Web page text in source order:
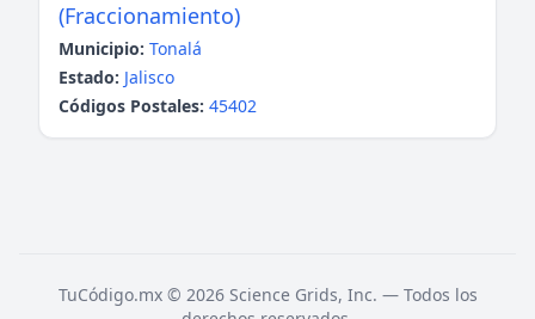
(Fraccionamiento)
Municipio: Tonalá
Estado: Jalisco
Códigos Postales: 45402
TuCódigo.mx © 2026 Science Grids, Inc. — Todos los